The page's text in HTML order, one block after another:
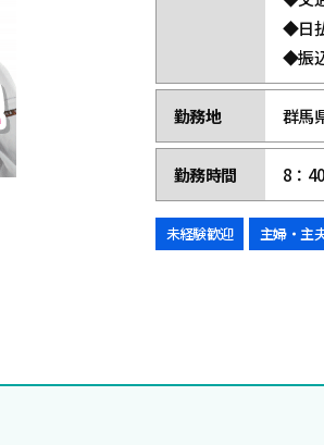
◆日
◆振
勤務地 群馬
勤務時間 8：
未経験歓迎 主婦・主